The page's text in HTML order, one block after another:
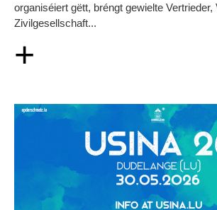
organiséiert gëtt, bréngt gewielte Vertrieder,
Zivilgesellschaft...
+